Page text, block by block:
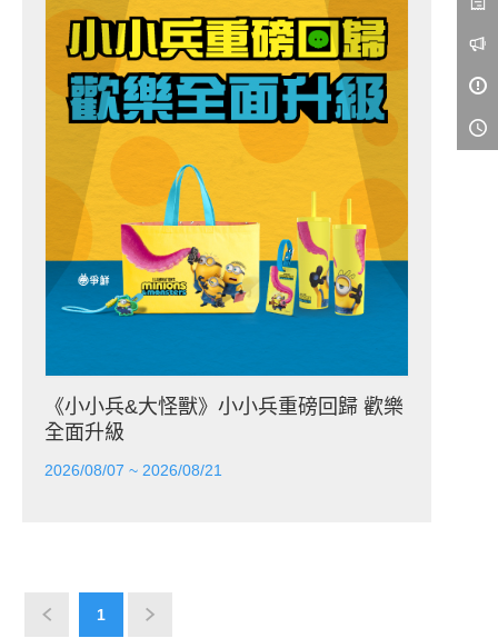
《小小兵&大怪獸》小小兵重磅回歸 歡樂
全面升級
2026/08/07 ~ 2026/08/21
1
VR 演唱會
GOLD CLASS
AD口述影像
LIVE演唱會
影城公告
影城活動
中獎名單
合作夥伴
商家介紹